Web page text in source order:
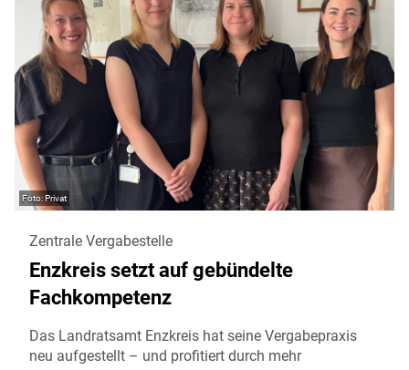
Privat
Zentrale Vergabestelle
Enzkreis setzt auf gebündelte
Fachkompetenz
Das Landratsamt Enzkreis hat seine Vergabepraxis
neu aufgestellt – und profitiert durch mehr